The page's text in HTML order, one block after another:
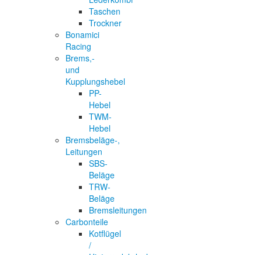
Taschen
Trockner
Bonamici
Racing
Brems,-
und
Kupplungshebel
PP-
Hebel
TWM-
Hebel
Bremsbeläge-,
Leitungen
SBS-
Beläge
TRW-
Beläge
Bremsleitungen
Carbonteile
Kotflügel
/